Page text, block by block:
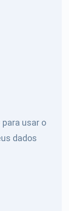
usar o
dados